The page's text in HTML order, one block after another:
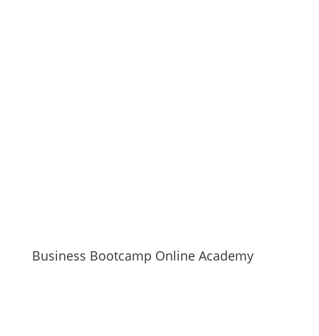
Business Bootcamp Online Academy